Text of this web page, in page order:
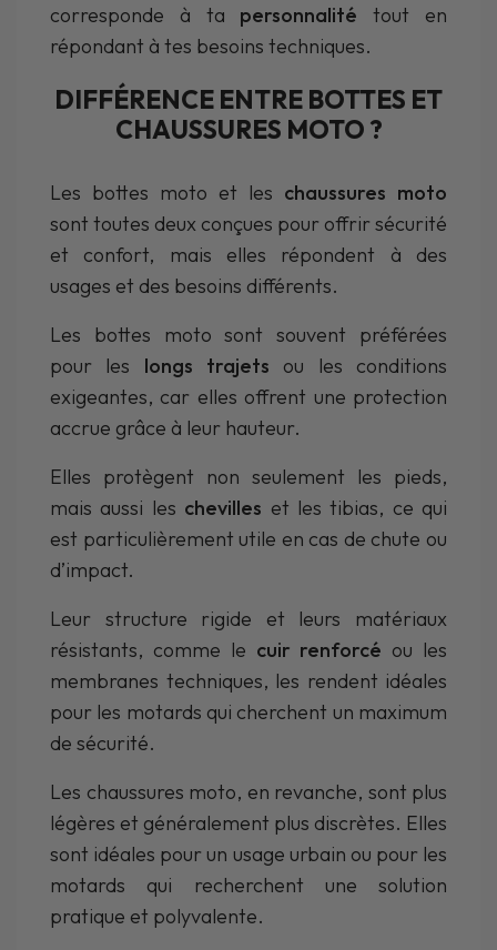
corresponde à ta personnalité tout en
répondant à tes besoins techniques.
DIFFÉRENCE ENTRE BOTTES ET
CHAUSSURES MOTO ?
Les bottes moto et les chaussures moto
sont toutes deux conçues pour offrir sécurité
et confort, mais elles répondent à des
usages et des besoins différents.
Les bottes moto sont souvent préférées
pour les longs trajets ou les conditions
exigeantes, car elles offrent une protection
accrue grâce à leur hauteur.
Elles protègent non seulement les pieds,
mais aussi les chevilles et les tibias, ce qui
est particulièrement utile en cas de chute ou
d’impact.
Leur structure rigide et leurs matériaux
résistants, comme le cuir renforcé ou les
membranes techniques, les rendent idéales
pour les motards qui cherchent un maximum
de sécurité.
Les chaussures moto, en revanche, sont plus
légères et généralement plus discrètes. Elles
sont idéales pour un usage urbain ou pour les
motards qui recherchent une solution
pratique et polyvalente.